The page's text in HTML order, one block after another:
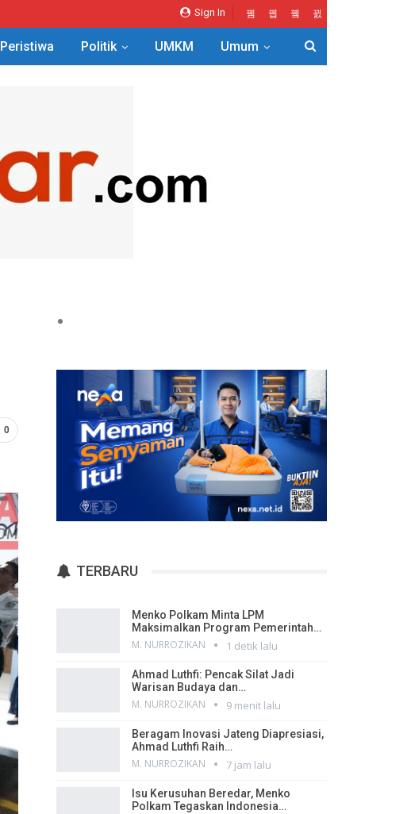
Sign In
Peristiwa Politik UMKM Umum
0
TERBARU
Menko Polkam Minta LPM
Maksimalkan Program Pemerintah…
M. NURROZIKAN 1 detik lalu
Ahmad Luthfi: Pencak Silat Jadi
Warisan Budaya dan…
M. NURROZIKAN 9 menit lalu
Beragam Inovasi Jateng Diapresiasi,
Ahmad Luthfi Raih…
M. NURROZIKAN 7 jam lalu
Isu Kerusuhan Beredar, Menko
Polkam Tegaskan Indonesia…